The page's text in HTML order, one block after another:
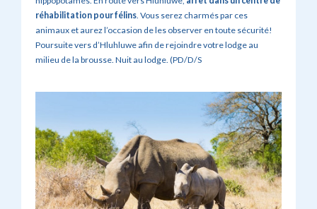
réhabilitation pour félins. Vous serez charmés par ces
animaux et aurez l’occasion de les observer en toute sécurité!
Poursuite vers d’Hluhluwe afin de rejoindre votre lodge au
milieu de la brousse. Nuit au lodge. (PD/D/S